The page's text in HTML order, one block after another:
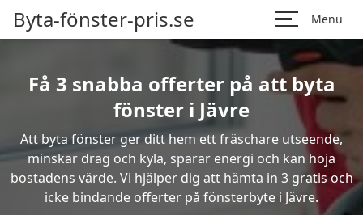
Byta-fönster-pris.se Menu
Få 3 snabba offerter på att byta
fönster i Jävre
Att byta fönster ger ditt hem ett fräschare utseende,
minskar drag och kyla, sparar energi och kan höja
bostadens värde. Vi hjälper dig att hämta in 3 gratis och
icke bindande offerter på fönsterbyte i Jävre.